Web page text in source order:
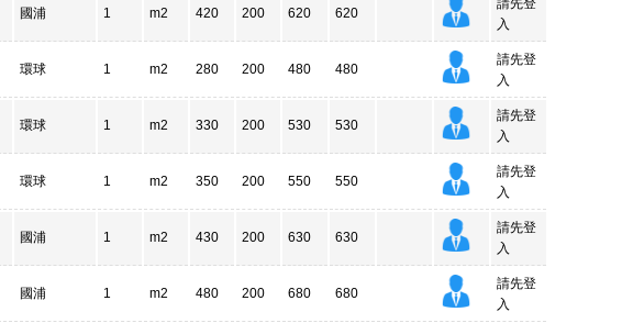
國浦 1 m2 420 200 620 620
請先登
入
環球 1 m2 280 200 480 480
請先登
入
環球 1 m2 330 200 530 530
請先登
入
環球 1 m2 350 200 550 550
請先登
入
國浦 1 m2 430 200 630 630
請先登
入
國浦 1 m2 480 200 680 680
請先登
入